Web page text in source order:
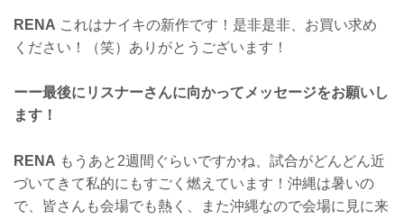
RENA これはナイキの新作です！是非是非、お買い求め
ください！（笑）ありがとうございます！
ーー最後にリスナーさんに向かってメッセージをお願いし
ます！
RENA もうあと2週間ぐらいですかね、試合がどんどん近
づいてきて私的にもすごく燃えています！沖縄は暑いの
で、皆さんも会場でも熱く、また沖縄なので会場に見に来